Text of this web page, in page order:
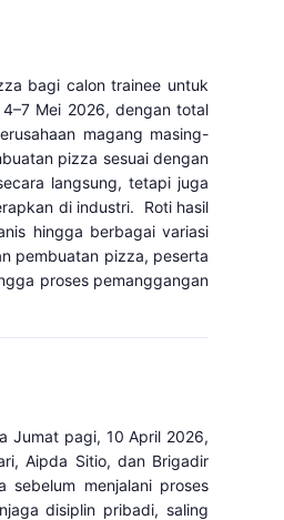
bagi calon trainee untuk
Mei 2026, dengan total
magang masing-
pizza sesuai dengan
langsung, tetapi juga
di industri. Roti hasil
hingga berbagai variasi
pembuatan pizza, peserta
proses pemanggangan
Jumat pagi, 10 April 2026,
Aipda Sitio, dan Brigadir
sebelum menjalani proses
disiplin pribadi, saling